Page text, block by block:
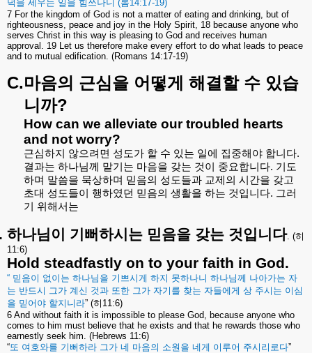
덕을 세우는 일을 힘쓰나니 (롬14:17-19)
7 For the kingdom of God is not a matter of eating and drinking, but of
righteousness, peace and joy in the Holy Spirit, 18 because anyone who
serves Christ in this way is pleasing to God and receives human
approval. 19 Let us therefore make every effort to do what leads to peace
and to mutual edification. (Romans 14:17-19)
C.마음의 근심을 어떻게 해결할 수 있습
니까?
How can we alleviate our troubled hearts
and not worry?
근심하지 않으려면 성도가 할 수 있는 일에 집중해야 합니다.
결과는 하나님께 맡기는 마음을 갖는 것이 중요합니다. 기도
하며 말씀을 묵상하며 믿음의 성도들과 교제의 시간을 갖고
초대 성도들이 행하였던 믿음의 생활을 하는 것입니다. 그러
기
위해서는
하나님이 기뻐하시는 믿음을 갖는 것입니다. (히
11:6)
Hold steadfastly on to your faith in God.
“ 믿음이 없이는 하나님을 기쁘시게 하지 못하나니 하나님께 나아가는 자
는 반드시 그가 계신 것과 또한 그가 자기를 찾는 자들에게 상 주시는 이심
을 믿어야 할지니라” (히 11:6)
6 And without faith it is impossible to please God, because anyone who
comes to him must believe that he exists and that he rewards those who
earnestly seek him. (Hebrews 11:6)
“또 여호와를 기뻐하라 그가 네 마음의 소원을 네게 이루어 주시리로다”